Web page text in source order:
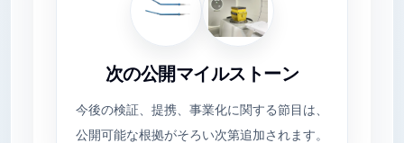
次の公開マイルストーン
今後の検証、提携、事業化に関する節目は、
公開可能な根拠がそろい次第追加されます。